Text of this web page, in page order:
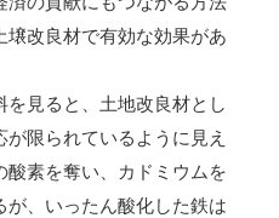
壌改良材で有効な効果があ
見ると、土地改良材とし
限られているように見え
酸素を奪い、カドミウムを
、いったん酸化した鉄は